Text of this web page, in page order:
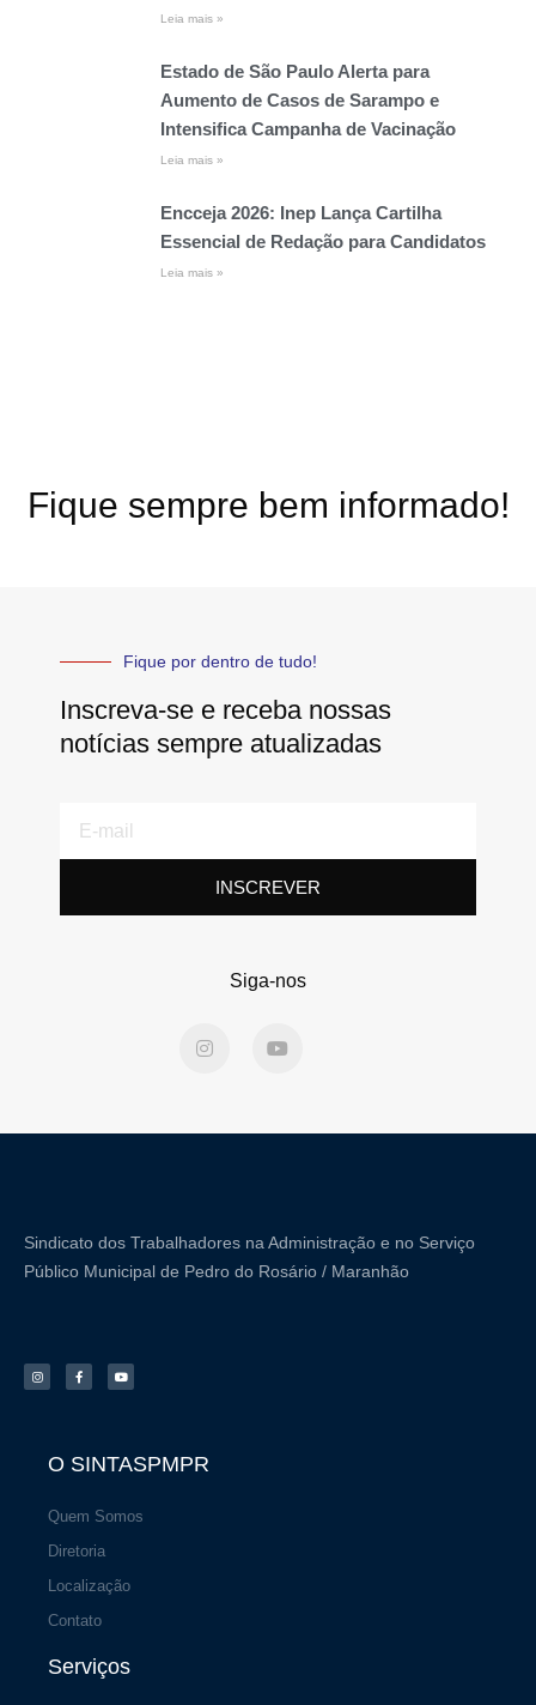
Leia mais »
Estado de São Paulo Alerta para
Aumento de Casos de Sarampo e
Intensifica Campanha de Vacinação
Leia mais »
Encceja 2026: Inep Lança Cartilha
Essencial de Redação para Candidatos
Leia mais »
Fique sempre bem informado!
Fique por dentro de tudo!
Inscreva-se e receba nossas
notícias sempre atualizadas
INSCREVER
Siga-nos
n
g
o
b
Sindicato dos Trabalhadores na Administração e no Serviço
Público Municipal de Pedro do Rosário / Maranhão
s
t
a
c
e
b
u
t
u
O SINTASPMPR
Quem Somos
Diretoria
Localização
Contato
Serviços